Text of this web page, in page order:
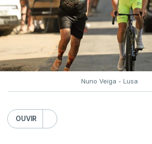
Nuno Veiga - Lusa
OUVIR